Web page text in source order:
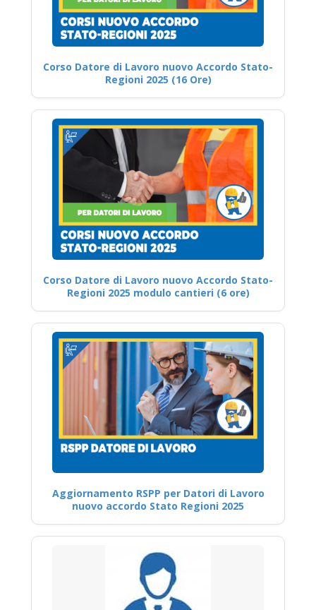
Corso Datore di Lavoro nuovo Accordo Stato-
Regioni 2025 (16 Ore)
Corso Datore di Lavoro nuovo Accordo Stato-
Regioni 2025 modulo cantieri (6 ore)
Aggiornamento RSPP per Datori di Lavoro
nuovo accordo Stato Regioni 2025